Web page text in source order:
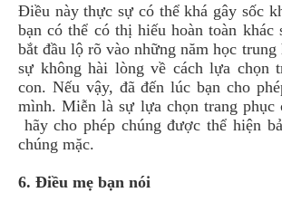
Điều này thực sự có thể khá gây sốc
bạn có thể có thị hiếu hoàn toàn
bắt đầu lộ rõ vào những năm học
sự không hài lòng về cách lựa chọn
con. Nếu vậy, đã đến lúc bạn cho
mình. Miễn là sự lựa chọn trang phục
hãy cho phép chúng được thể hiện
chúng mặc.
6. Điều mẹ bạn nói